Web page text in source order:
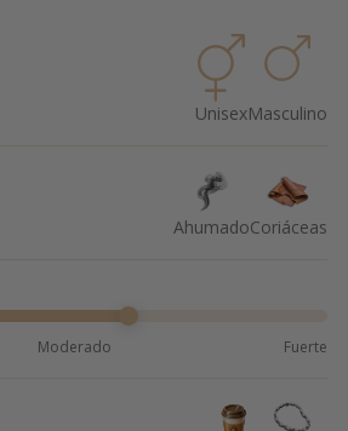
UnisexMasculino
AhumadoCoriáceas
Moderado Fuerte